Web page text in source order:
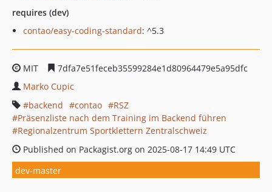
requires (dev)
contao/easy-coding-standard: ^5.3
MIT
7dfa7e51feceb35599284e1d80964479e5a95dfc
Marko Cupic
backend
contao
RSZ
Präsenzliste nach dem Training im Backend führen
Regionalzentrum Sportklettern Zentralschweiz
Published on Packagist.org on 2025-08-17 14:49 UTC
dev-master